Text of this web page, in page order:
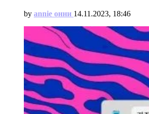
by annie онни 14.11.2023, 18:46